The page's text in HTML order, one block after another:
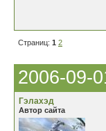
Страниц: 1 2
2006-09-
Гэлахэд
Автор сайта